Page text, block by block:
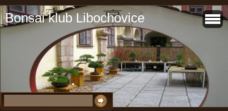
Bonsai klub Libochovice